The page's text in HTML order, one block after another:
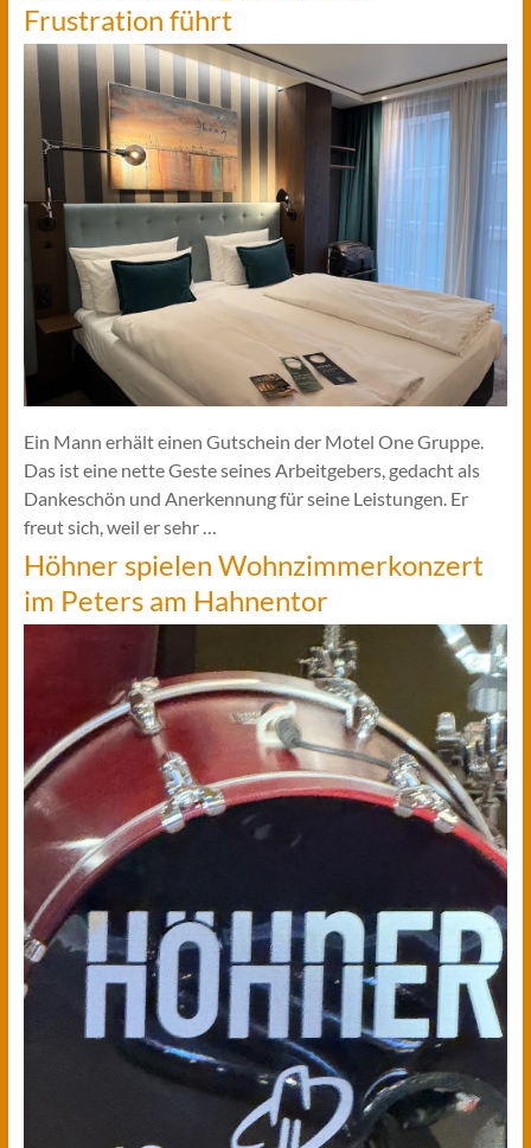
Frustration führt
Ein Mann erhält einen Gutschein der Motel One Gruppe.
Das ist eine nette Geste seines Arbeitgebers, gedacht als
Dankeschön und Anerkennung für seine Leistungen. Er
freut sich, weil er sehr …
Höhner spielen Wohnzimmerkonzert
im Peters am Hahnentor